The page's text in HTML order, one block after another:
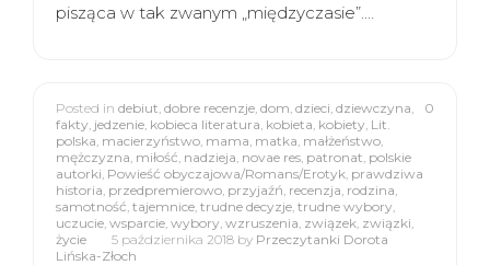
pisząca w tak zwanym „międzyczasie”.…
0
Posted in debiut, dobre recenzje, dom, dzieci, dziewczyna,
fakty, jedzenie, kobieca literatura, kobieta, kobiety, Lit.
polska, macierzyństwo, mama, matka, małżeństwo,
mężczyzna, miłość, nadzieja, novae res, patronat, polskie
autorki, Powieść obyczajowa/Romans/Erotyk, prawdziwa
historia, przedpremierowo, przyjaźń, recenzja, rodzina,
samotność, tajemnice, trudne decyzje, trudne wybory,
uczucie, wsparcie, wybory, wzruszenia, związek, związki,
życie
5 października 2018 by Przeczytanki Dorota
Lińska-Złoch